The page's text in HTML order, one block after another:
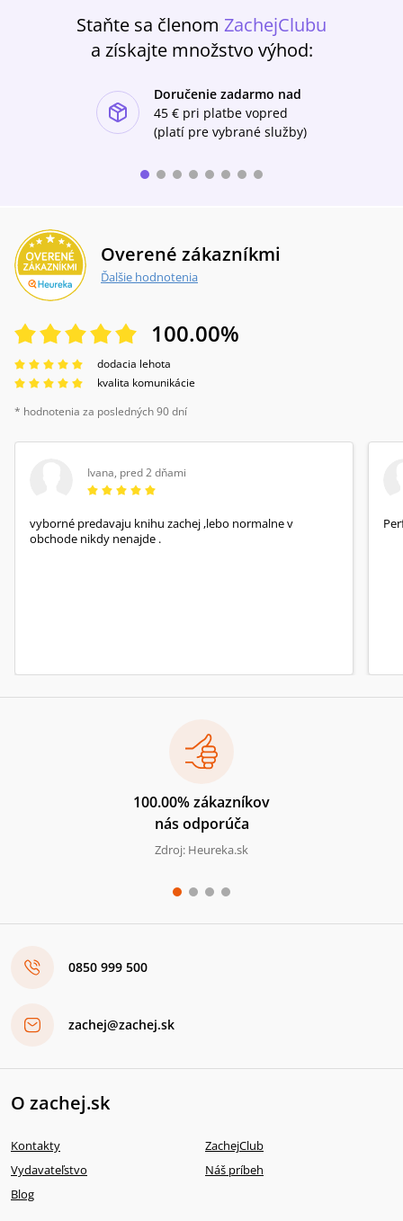
na oddelení, ktorý pozná nielen choroby, ale aj
príbehy pacientov s horšími aj lepšími
koncami, medicínu ako vedu, ale aj jej horšiu
úradovanie a o peniaze.
Staňte sa členom ZachejClubu
a získajte množstvo výhod:
Doručenie zadarmo nad
45 € pri platbe vopred
(platí pre vybrané služby)
Overené zákazníkmi
Ďalšie hodnotenia
100.00%
dodacia lehota
kvalita komunikácie
* hodnotenia za posledných 90 dní
Ivana, pred 2 dňami
vyborné predavaju knihu zachej ,lebo normalne v
obchode nikdy nenajde .
100.00% zákazníkov
nás odporúča
Zdroj: Heureka.sk
0850 999 500
zachej@zachej.sk
O zachej.sk
Kontakty
ZachejClub
Vydavateľstvo
Náš príbeh
Blog